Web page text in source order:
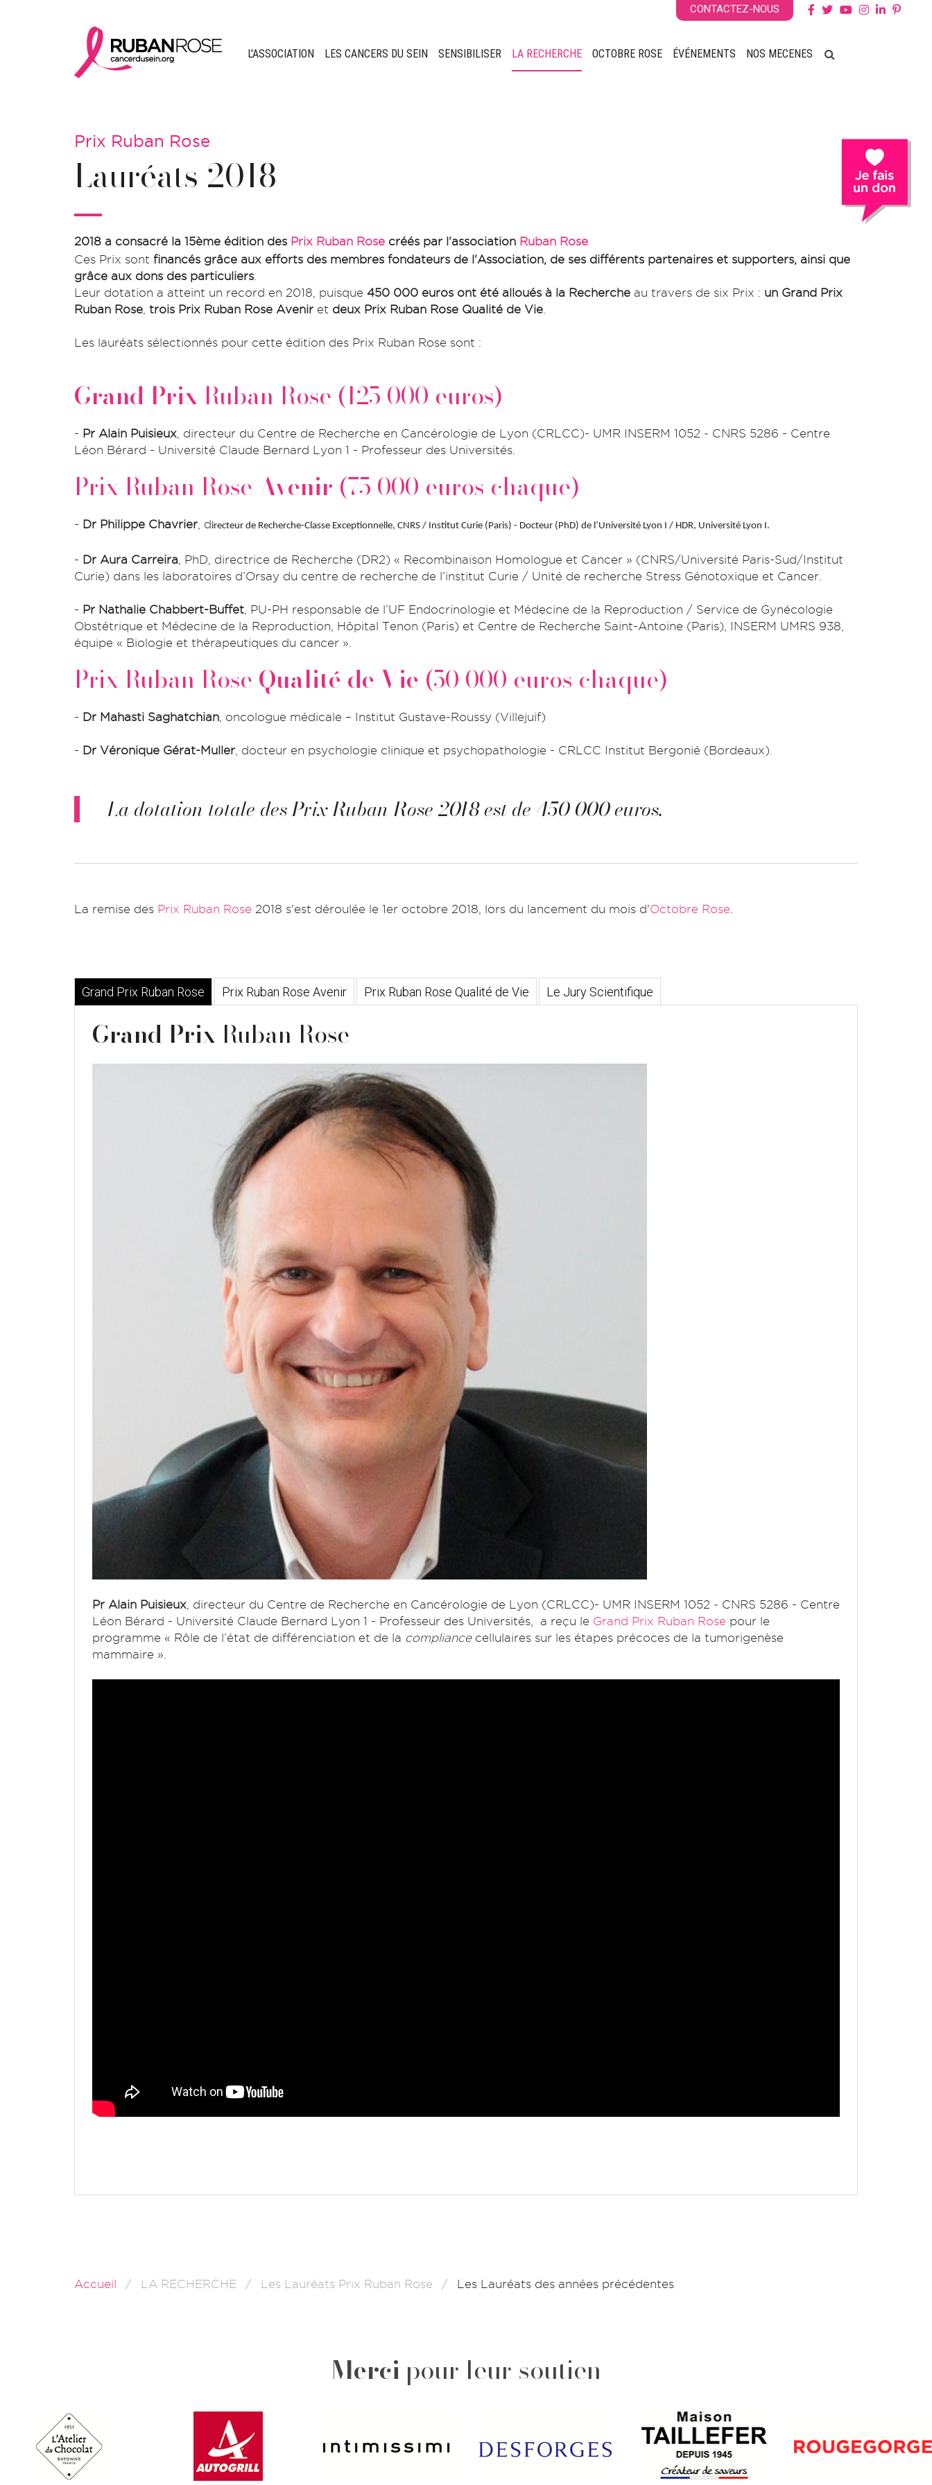
CONTACTEZ-NOUS
L'ASSOCIATION LES CANCERS DU SEIN SENSIBILISER LA RECHERCHE OCTOBRE ROSE ÉVÉNEMENTS NOS MECENES
Prix Ruban Rose
Lauréats 2018
2018 a consacré la 15ème édition des Prix Ruban Rose créés par l'association Ruban Rose
Ces Prix sont financés grâce aux efforts des membres fondateurs de l'Association, de ses différents partenaires et supporters, ainsi que
grâce aux dons des particuliers
Leur dotation a atteint un record en 2018, puisque 450 000 euros ont été alloués à la Recherche au travers de six Prix : un Grand Prix
Ruban Rose trois Prix Ruban Rose Avenir et deux Prix Ruban Rose Qualité de Vie
Les lauréats sélectionnés pour cette édition des Prix Ruban Rose sont :
Grand Prix Ruban Rose (125 000 euros)
- Pr Alain Puisieux , directeur du Centre de Recherche en Cancérologie de Lyon (CRLCC)- UMR INSERM 1052 ‐ CNRS 5286 - Centre
Léon Bérard - Université Claude Bernard Lyon 1 - Professeur des Universités.
Prix Ruban Rose Avenir (75 000 euros chaque)
- Dr Philippe Chavrier , directeur de Recherche-Classe Exceptionnelle, CNRS / Institut Curie (Paris) - Docteur (PhD) de l’Université Lyon I / HDR, Université Lyon I.
- Dr Aura Carreira , PhD, directrice de Recherche (DR2) « Recombinaison Homologue et Cancer » (CNRS/Université Paris-Sud/Institut
Curie) dans les laboratoires d’Orsay du centre de recherche de l’institut Curie / Unité de recherche Stress Génotoxique et Cancer.
- Pr Nathalie Chabbert-Buffet , PU-PH responsable de l’UF Endocrinologie et Médecine de la Reproduction / Service de Gynécologie
Obstétrique et Médecine de la Reproduction, Hôpital Tenon (Paris) et Centre de Recherche Saint-Antoine (Paris), INSERM UMRS 938,
équipe « Biologie et thérapeutiques du cancer ».
Prix Ruban Rose Qualité de Vie (50 000 euros chaque)
- Dr Mahasti Saghatchian , oncologue médicale – Institut Gustave-Roussy (Villejuif)
- Dr Véronique Gérat-Muller , docteur en psychologie clinique et psychopathologie - CRLCC Institut Bergonié (Bordeaux).
La dotation totale des Prix Ruban Rose 2018 est de 450 000 euros.
La remise des Prix Ruban Rose 2018 s'est déroulée le 1er octobre 2018, lors du lancement du mois d'Octobre Rose
Grand Prix Ruban Rose Prix Ruban Rose Avenir Prix Ruban Rose Qualité de Vie Le Jury Scientifique
Grand Prix Ruban Rose
Pr Alain Puisieux , directeur du Centre de Recherche en Cancérologie de Lyon (CRLCC)- UMR INSERM 1052 ‐ CNRS 5286 - Centre
Léon Bérard - Université Claude Bernard Lyon 1 - Professeur des Universités, a reçu le Grand Prix Ruban Rose pour le
programme « Rôle de l’état de différenciation et de la compliancecellulaires sur les étapes précoces de la tumorigenèse
mammaire ».
Accueil LA RECHERCHE Les Lauréats Prix Ruban Rose Les Lauréats des années précédentes
Merci pour leur soutien